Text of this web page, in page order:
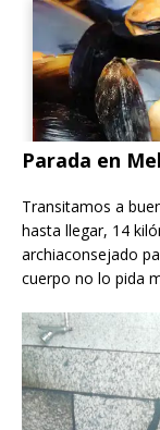
Parada en
Transitamos a
hasta llegar, 14
archiaconsejado
cuerpo no lo pida